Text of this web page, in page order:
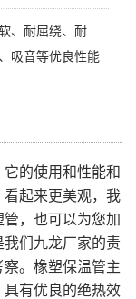
、耐屈绕、耐
吸音等优良性能
的使用和性能和
起来更美观，我
，也可以为您加
们九龙厂家的责
。 橡塑保温管主
有优良的绝热效